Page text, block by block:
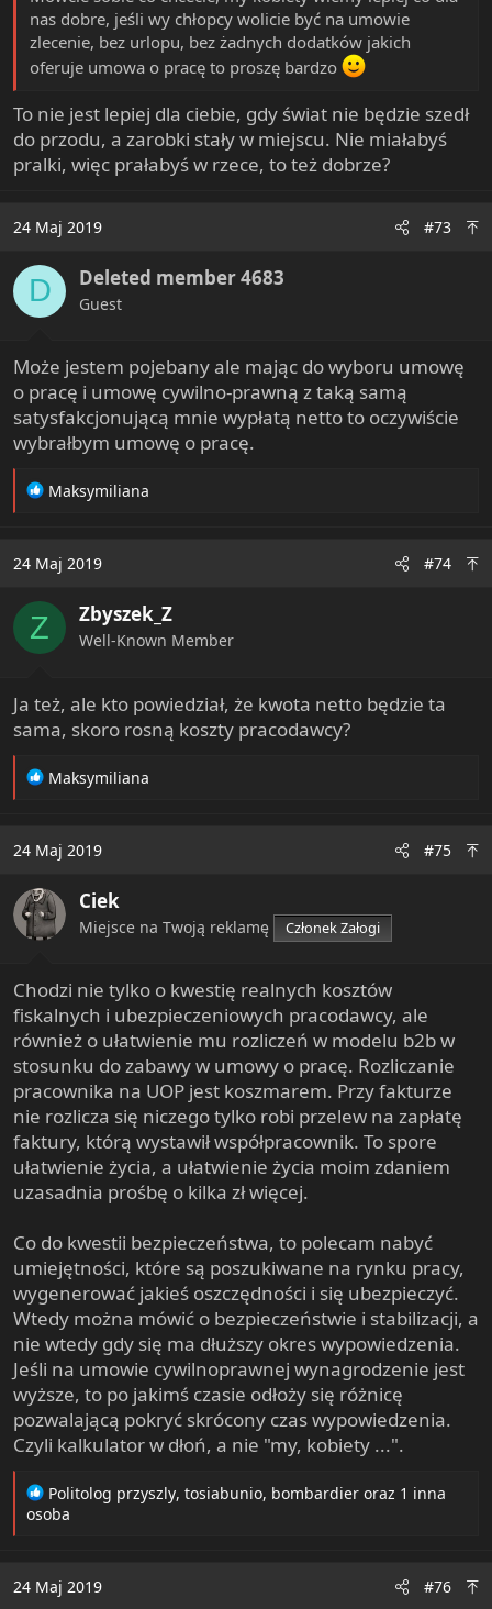
nas dobre, jeśli wy chłopcy wolicie być na umowie
zlecenie, bez urlopu, bez żadnych dodatków jakich
oferuje umowa o pracę to proszę bardzo
To nie jest lepiej dla ciebie, gdy świat nie będzie szedł
do przodu, a zarobki stały w miejscu. Nie miałabyś
pralki, więc prałabyś w rzece, to też dobrze?
24 Maj 2019 #73
D Deleted member 4683
Guest
Może jestem pojebany ale mając do wyboru umowę
o pracę i umowę cywilno-prawną z taką samą
satysfakcjonującą mnie wypłatą netto to oczywiście
wybrałbym umowę o pracę.
R
t
n
s
Maksymiliana
24 Maj 2019 #74
Z Zbyszek_Z
Well-Known Member
Ja też, ale kto powiedział, że kwota netto będzie ta
sama, skoro rosną koszty pracodawcy?
R
t
o
n
s
Maksymiliana
24 Maj 2019 #75
Ciek
Miejsce na Twoją reklamę Członek Załogi
Chodzi nie tylko o kwestię realnych kosztów
fiskalnych i ubezpieczeniowych pracodawcy, ale
również o ułatwienie mu rozliczeń w modelu b2b w
stosunku do zabawy w umowy o pracę. Rozliczanie
pracownika na UOP jest koszmarem. Przy fakturze
nie rozlicza się niczego tylko robi przelew na zapłatę
faktury, którą wystawił współpracownik. To spore
ułatwienie życia, a ułatwienie życia moim zdaniem
uzasadnia prośbę o kilka zł więcej.
Co do kwestii bezpieczeństwa, to polecam nabyć
umiejętności, które są poszukiwane na rynku pracy,
wygenerować jakieś oszczędności i się ubezpieczyć.
Wtedy można mówić o bezpieczeństwie i stabilizacji, a
nie wtedy gdy się ma dłuższy okres wypowiedzenia.
Jeśli na umowie cywilnoprawnej wynagrodzenie jest
wyższe, to po jakimś czasie odłoży się różnicę
pozwalającą pokryć skrócony czas wypowiedzenia.
Czyli kalkulator w dłoń, a nie "my, kobiety ...".
R
e
i
Politolog przyszly, tosiabunio, bombardier oraz 1 inna
osoba
24 Maj 2019 #76